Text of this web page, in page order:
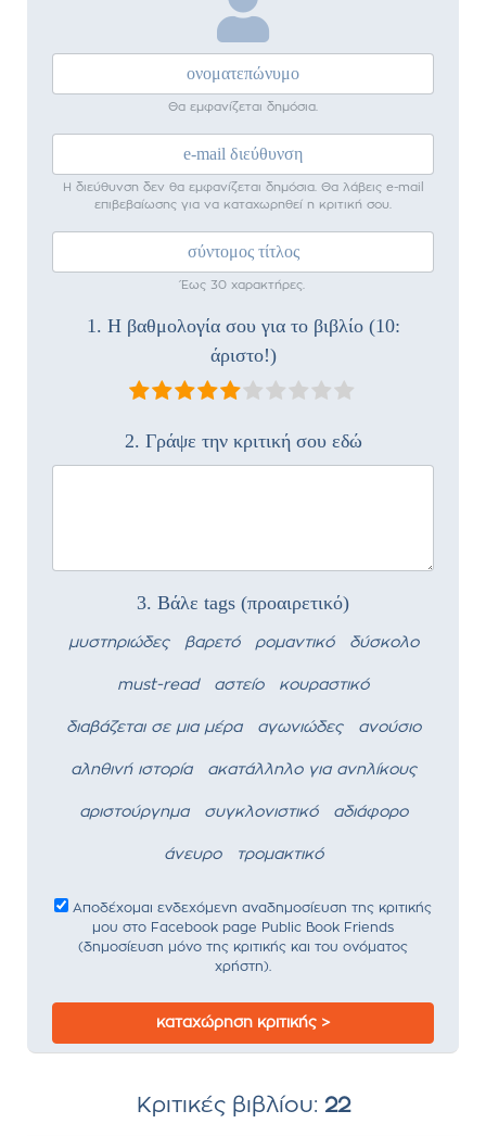
Θα εμφανίζεται δημόσια.
Η διεύθυνση δεν θα εμφανίζεται δημόσια. Θα λάβεις e-mail
επιβεβαίωσης για να καταχωρηθεί η κριτική σου.
Έως 30 χαρακτήρες.
1. Η βαθμολογία σου για το βιβλίο (10:
άριστο!)
2. Γράψε την κριτική σου εδώ
3. Βάλε tags (προαιρετικό)
μυστηριώδες βαρετό ρομαντικό δύσκολο
must-read αστείο κουραστικό
διαβάζεται σε μια μέρα αγωνιώδες ανούσιο
αληθινή ιστορία ακατάλληλο για ανηλίκους
αριστούργημα συγκλονιστικό αδιάφορο
άνευρο τρομακτικό
Αποδέχομαι ενδεχόμενη αναδημοσίευση της κριτικής
μου στο Facebook page Public Book Friends
(δημοσίευση μόνο της κριτικής και του ονόματος
χρήστη).
καταχώρηση κριτικής >
Κριτικές βιβλίου: 22